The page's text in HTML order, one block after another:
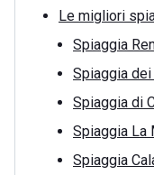
Le migliori
Spiaggia
Spiaggia
Spiaggia di
Spiaggia La
Spiaggia